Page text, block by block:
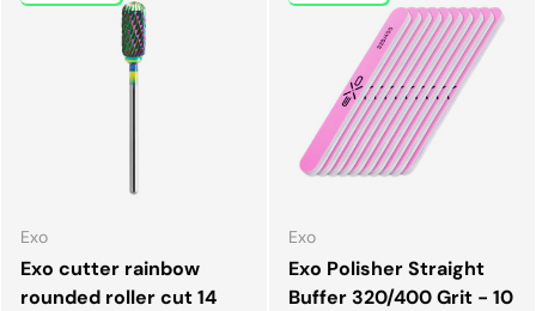
Exo
Exo cutter rainbow
rounded roller cut 14
Exo
Exo Polisher Straight
Buffer 320/400 Grit - 10